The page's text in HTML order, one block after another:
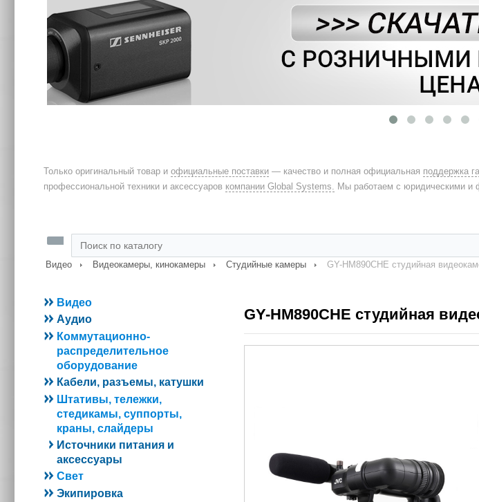
Только оригинальный товар и официальные поставки — качество и полная официальная поддержка
профессиональной техники и аксессуаров компании Global Systems. Мы работаем с юридическими и
Видео Видеокамеры, кинокамеры Студийные камеры GY-HM890CHE студийная
Видео
Аудио
Коммутационно-
распределительное
оборудование
Кабели, разъемы, катушки
Штативы, тележки,
стедикамы, суппорты,
краны, слайдеры
Источники питания и
аксессуары
Свет
Экипировка
GY-HM890CHE студийная